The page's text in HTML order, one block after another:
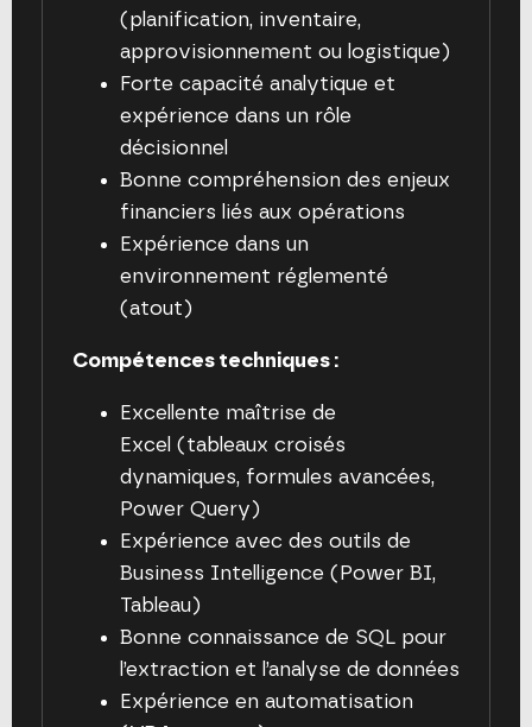
(planification, inventaire,
approvisionnement ou logistique)
Forte capacité analytique et
expérience dans un rôle
décisionnel
Bonne compréhension des enjeux
financiers liés aux opérations
Expérience dans un
environnement réglementé
(atout)
Compétences techniques :
Excellente maîtrise de
Excel (tableaux croisés
dynamiques, formules avancées,
Power Query)
Expérience avec des outils de
Business Intelligence (Power BI,
Tableau)
Bonne connaissance de SQL pour
l’extraction et l’analyse de données
Expérience en automatisation